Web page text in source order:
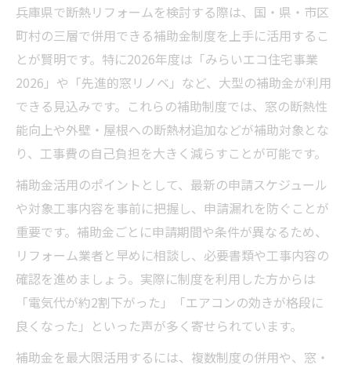
兵庫県で断熱リフォームを検討する際は、国・県・市区
町村の三層で併用できる補助金制度を上手に活用するこ
とが賢明です。特に2026年度は「みらいエコ住宅事業
2026」や「先進的窓リノベ」など、大型の補助金が利用
できる見込みです。これらの補助制度では、窓の断熱性
能向上や外壁・屋根への断熱材追加などが補助対象とな
り、工事費の自己負担を大きく減らすことが可能です。
補助金活用のポイントとして、最新の申請スケジュール
や対象工事内容を事前に把握し、申請漏れを防ぐことが
重要です。補助金ごとに申請期間や条件が異なるため、
リフォーム業者と早めに相談し、必要書類や工事内容の
確認を進めましょう。実際に制度を利用した方からは
「電気代が約2割下がった」「エアコンの効きが格段に
良くなった」といった声が多く寄せられています。
補助金を最大限活用するには、複数制度の併用や、窓・